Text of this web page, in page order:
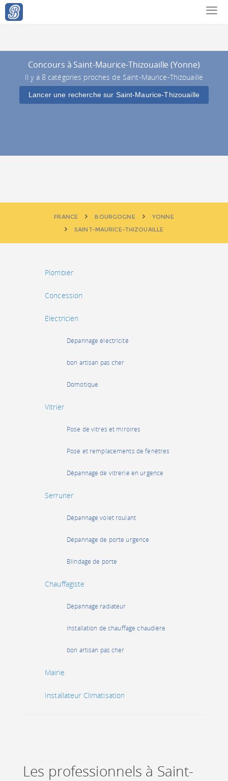
Concours à Saint-Maurice-Thizouaille (Yonne)
Il y a 8 catégories proches de Saint-Maurice-Thizouaille
Lancer une recherche sur Saint-Maurice-Thizouaille
FRANCE BOURGOGNE
YONNE
SAINT-MAURICE-THIZOUAILLE
Plombier
Concession
Electricien
Dépannage électricité
bon artisan pas cher
Domotique
Vitrier
Pose de vitres et miroires
Pose et remplacements de fenêtres
Dépannage de vitrerie en urgence
Serrurier
Dépannage volet roulant
Dépannage de porte urgence
Blindage de porte
Chauffagiste
Dépannage radiateur
Installation de chauffage chaudière
bon artisan pas cher
Mairie
Installateur Climatisation
Les professionnels à Saint-